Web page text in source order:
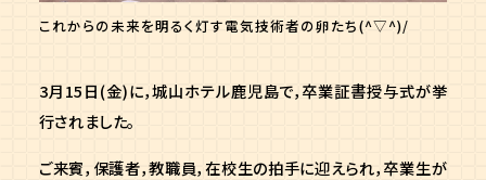
これからの未来を明るく灯す電気技術者の卵たち(^▽^)/
3月15日(金)に，城山ホテル鹿児島で，卒業証書授与式が挙
行されました。
ご来賓，保護者，教職員，在校生の拍手に迎えられ，卒業生が